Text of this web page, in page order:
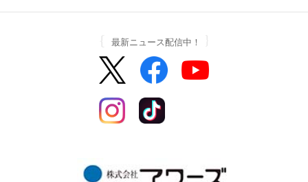
最新ニュース配信中！